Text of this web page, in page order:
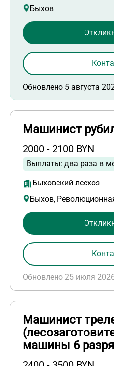
Быхов
Обновлено 5 августа
Машинист
2000 - 2100 BYN
Выплаты: два раза в
Быховский лесхоз
Быхов,
Обновлено 25 июля 2026
Машинист
машины 6